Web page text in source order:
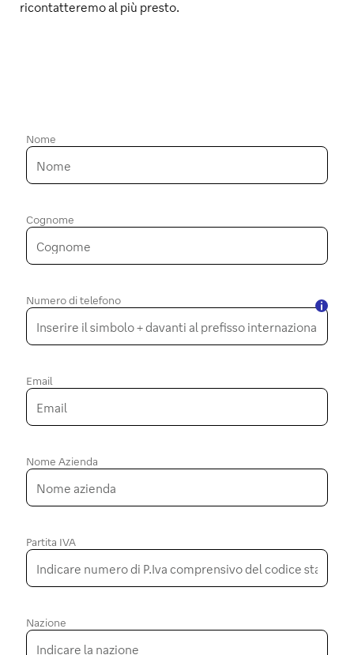
ricontatteremo al più presto.
Nome
Cognome
Numero di telefono
Email
Nome Azienda
Partita IVA
Nazione